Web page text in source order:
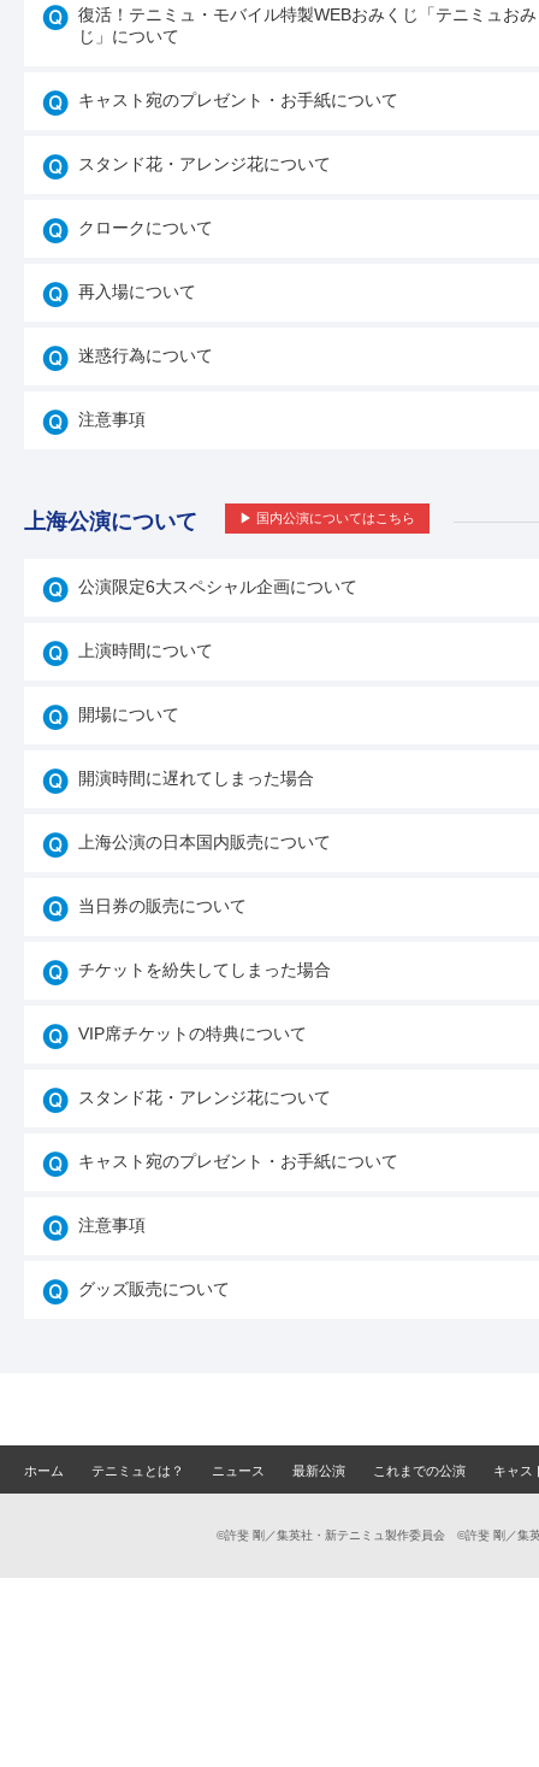
復活！テニミュ・モバイル特製WEBおみくじ「テニミュお
じ」について
キャスト宛のプレゼント・お手紙について
スタンド花・アレンジ花について
クロークについて
再入場について
迷惑行為について
注意事項
上海公演について ▶ 国内公演についてはこちら
公演限定6大スペシャル企画について
上演時間について
開場について
開演時間に遅れてしまった場合
上海公演の日本国内販売について
当日券の販売について
チケットを紛失してしまった場合
VIP席チケットの特典について
スタンド花・アレンジ花について
キャスト宛のプレゼント・お手紙について
注意事項
グッズ販売について
ホーム テニミュとは？ ニュース 最新公演 これまでの公演 キャス
©許斐 剛／集英社・新テニミュ製作委員会 ©許斐 剛／集